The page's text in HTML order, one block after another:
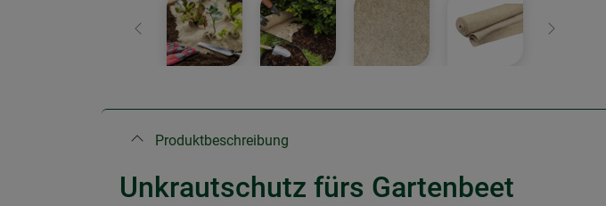
Zurück Weiter
Produktbeschreibung
Unkrautschutz fürs Gartenbeet